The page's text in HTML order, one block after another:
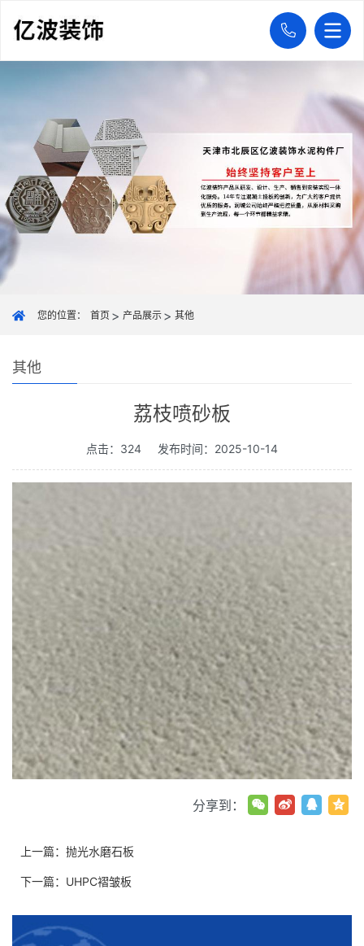
您的位置： 首页 产品展示 其他
其他
荔枝喷砂板
点击：324 发布时间：2025-10-14
分享到：
上一篇： 抛光水磨石板
下一篇： UHPC褶皱板